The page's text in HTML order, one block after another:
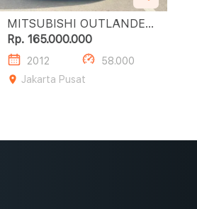
MITSUBISHI OUTLANDER
SPORT 2.0L PX
Rp. 165.000.000
2012
58.000
Jakarta Pusat